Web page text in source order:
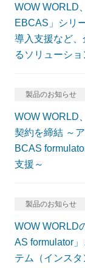
WOW WORLD
EBCAS」シリ
導入支援など
るソリューシ
製品のお知らせ
WOW WORLD
契約を締結 ～
BCAS
支援～
製品のお知らせ
WOW WORLD
AS formulator
テム（インス